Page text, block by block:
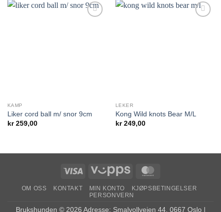
KAMP
Liker cord ball m/ snor 9cm
kr259,00
LEKER
Kong Wild knots Bear M/L
kr249,00
Visa Vipps
OM OSS KONTAKT MIN KONTO
KJØPSBETINGELSER
PERSONVERN
Brukshunden © 2026 Adresse: Smalvollveien 44, 0667 Oslo |